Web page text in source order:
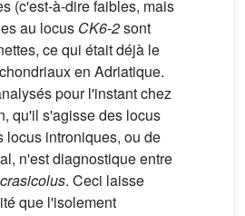
(c'est-à-dire faibles, mais
au locus CK6-2sont
ce qui était déjà le
en Adriatique.
pour l'instant chez
qu'il s'agisse des locus
locus introniques, ou de
n'est diagnostique entre
. Ceci laisse
que l'isolement